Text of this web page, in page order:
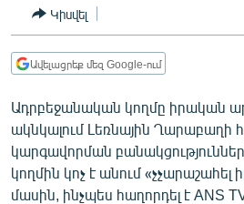
ԻՐԱՎՈՒՆՔ
ՀԱՍԱՐԱԿՈՒԹՅՈՒՆ
ՂԱՐԱԲԱՂ
ՊԱՏԵՐԱԶՄԻ 6 ՇԱԲԱԹՆԵՐԸ
ՏԱՐԱԾԱՇՐՋԱՆ
Կիսվել
Ավելացրեք մեզ Google-ում
Ադրբեջանական կողմը իրական
ակնկալում Լեռնային Ղարաբաղի
կարգավորման
կողմին կոչ է անում «չչարաշահել
մասին, ինչպես հաղորդել է ANS